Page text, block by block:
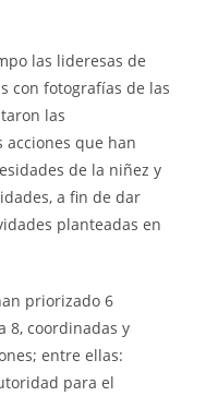
las lideresas de
con fotografías de las
las
que han
de la niñez y
a fin de dar
planteadas en
priorizado 6
8, coordinadas y
entre ellas:
para el